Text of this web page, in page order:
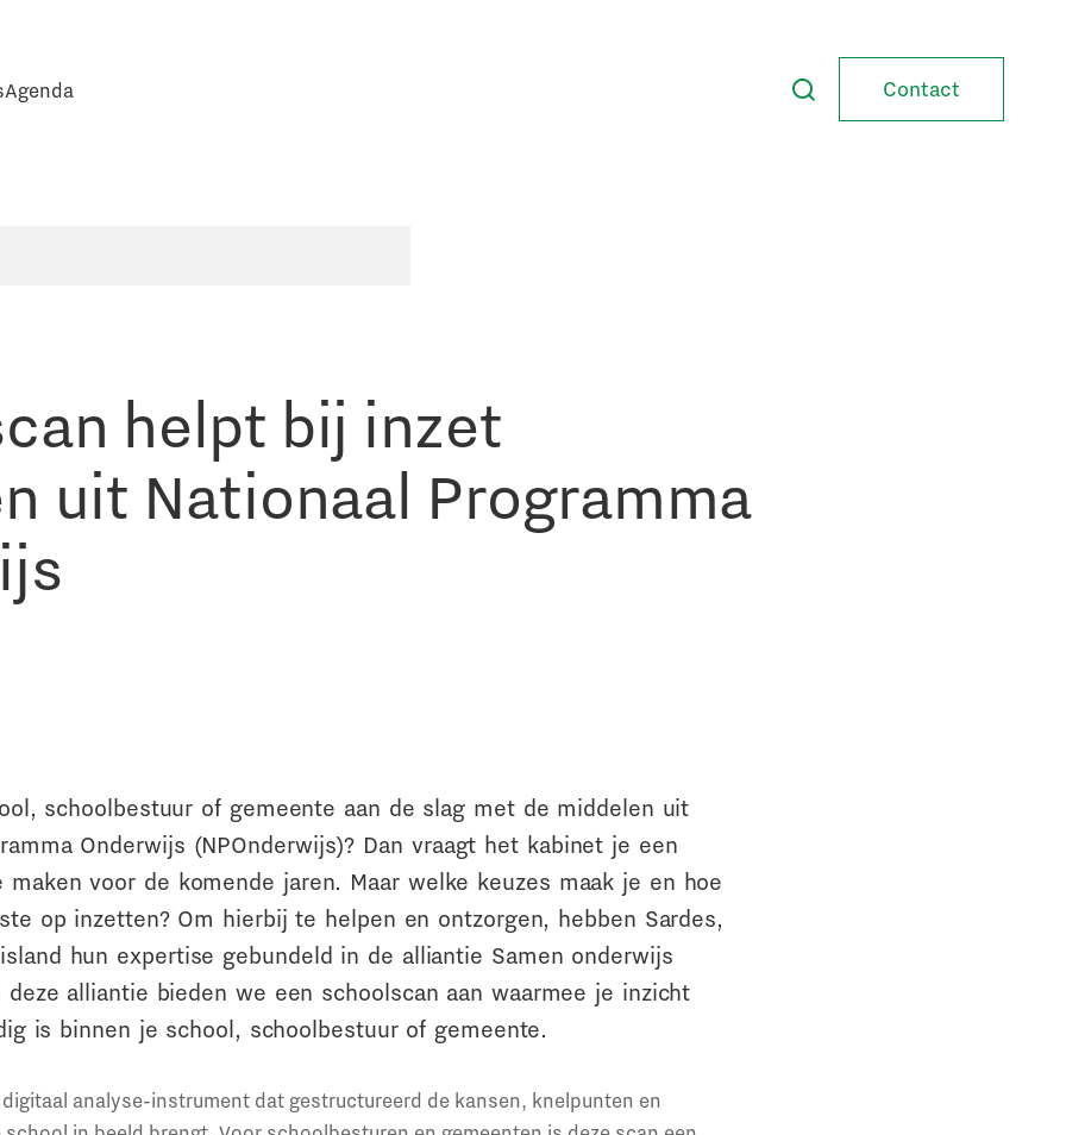
Agenda Contact
helpt bij inzet
uit Nationaal Programma
schoolbestuur of gemeente aan de slag met de middelen uit
Onderwijs (NPOnderwijs)? Dan vraagt het kabinet je een
maken voor de komende jaren. Maar welke keuzes maak je en hoe
op inzetten? Om hierbij te helpen en ontzorgen, hebben Sardes,
hun expertise gebundeld in de alliantie Samen onderwijs
alliantie bieden we een schoolscan aan waarmee je inzicht
is binnen je school, schoolbestuur of gemeente.
analyse-instrument dat gestructureerd de kansen, knelpunten en